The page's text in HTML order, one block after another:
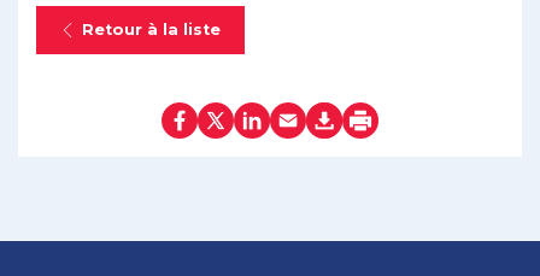
Retour à la liste